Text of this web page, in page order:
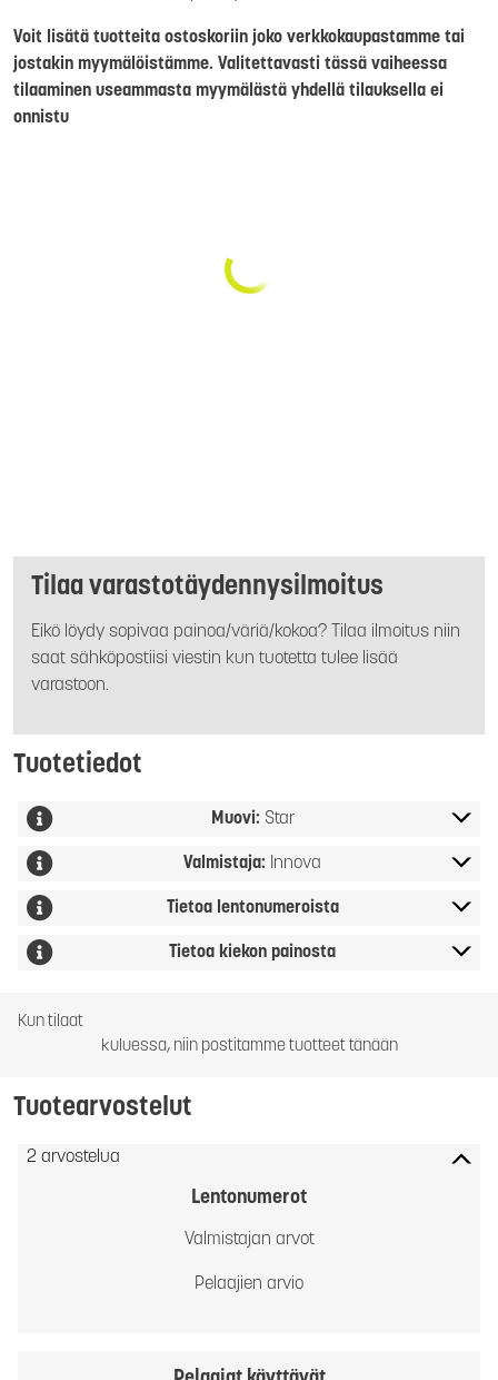
Voit lisätä tuotteita ostoskoriin joko verkkokaupastamme tai
jostakin myymälöistämme. Valitettavasti tässä vaiheessa
tilaaminen useammasta myymälästä yhdellä tilauksella ei
onnistu
Tilaa varastotäydennysilmoitus
Eikö löydy sopivaa painoa/väriä/kokoa? Tilaa ilmoitus niin
saat sähköpostiisi viestin kun tuotetta tulee lisää
varastoon.
Tuotetiedot
Muovi: Star
Valmistaja: Innova
Tietoa lentonumeroista
Tietoa kiekon painosta
Kun tilaat
kuluessa, niin postitamme tuotteet tänään
Tuotearvostelut
2 arvostelua
Lentonumerot
Valmistajan arvot
Pelaajien arvio